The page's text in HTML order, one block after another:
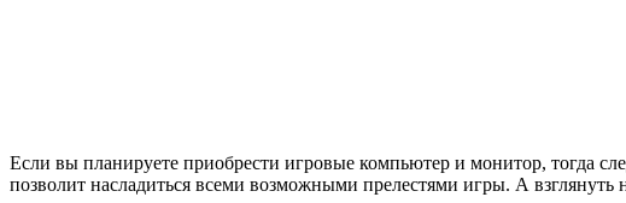
Если вы планируете приобрести игровые компьютер и монитор, тогда
позволит насладиться всеми возможными прелестями игры. А